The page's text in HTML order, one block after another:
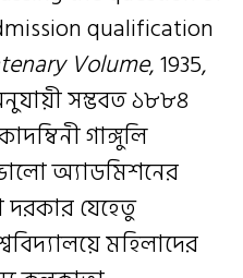
qualification
Volume, 1935,
সম্ভবত ১৮৮৪
গাঙ্গুলি
অ্যাডমিশনের
দরকার যেহেতু
মহিলাদের